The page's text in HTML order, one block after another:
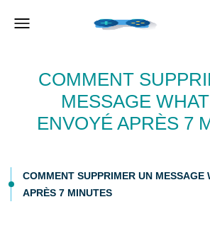
COMMENT
MESSAGE
ENVOYÉ APRÈS 7
COMMENT SUPPRIMER UN MESSAGE
APRÈS 7 MINUTES